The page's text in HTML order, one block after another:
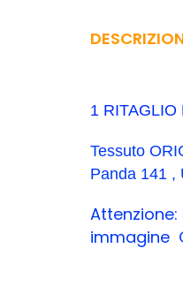
1 RITAGLIO
Tessuto
Panda 141 ,
Attenzione:
immagine